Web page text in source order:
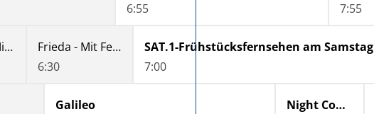
6:55
7:55
Frieda - Mit Feuer und Flamme
Frieda - Mit Feuer und Flamme
6:30
SAT.1-Frühstücksfernsehen am Samstag
7:00
Galileo
Night Court